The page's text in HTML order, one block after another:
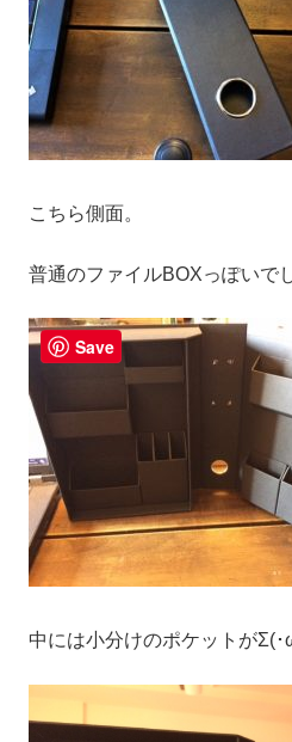
こちら側面。
普通のファイルBOXっぽいで
中には小分けのポケットがΣ(･
Save